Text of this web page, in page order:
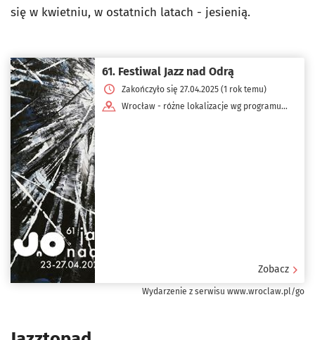
się w kwietniu, w ostatnich latach - jesienią.
61. Festiwal Jazz nad Odrą
Zakończyło się 27.04.2025 (1 rok temu)
Wrocław - różne lokalizacje wg programu
Zobacz
Wydarzenie z serwisu www.wroclaw.pl/go